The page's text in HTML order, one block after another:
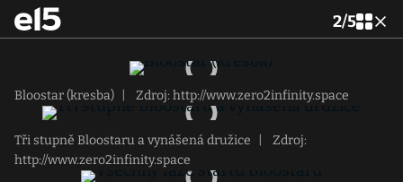
2/5
Bloostar (kresba) Zdroj: http://www.zero2infinity.space
Tři stupně Bloostaru a vynášená družice
Zdroj:
http://www.zero2infinity.space